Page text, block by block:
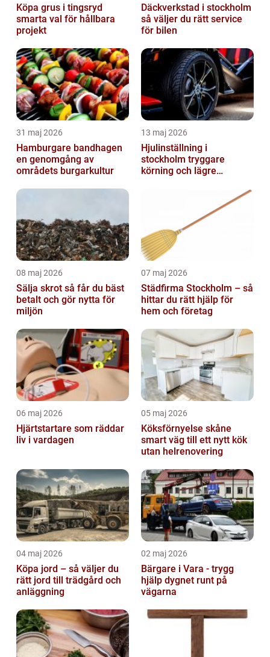
Köpa grus i tingsryd
smarta val för hållbara
projekt
Däckverkstad i stockholm
så väljer du rätt service
för bilen
31 maj 2026
Hamburgare bandhagen
en genomgång av
områdets burgarkultur
13 maj 2026
Hjulinställning i
stockholm tryggare
körning och lägre
08 maj 2026
Sälja skrot så får du bäst
betalt och gör nytta för
miljön
07 maj 2026
Städfirma Stockholm – så
hittar du rätt hjälp för
hem och företag
06 maj 2026
Hjärtstartare som räddar
liv i vardagen
05 maj 2026
Köksförnyelse skåne
smart väg till ett nytt kök
utan helrenovering
04 maj 2026
Köpa jord – så väljer du
rätt jord till trädgård och
anläggning
02 maj 2026
Bärgare i Vara - trygg
hjälp dygnet runt på
vägarna